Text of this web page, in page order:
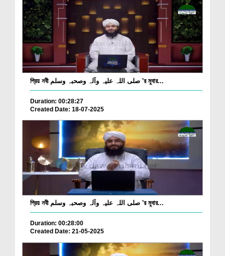
প্রিয় নবী صلی اللہ علیہ وآلہ وصحبہ وسلم 'র মুবার...
Duration: 00:28:27
Created Date: 18-07-2025
প্রিয় নবী صلی اللہ علیہ وآلہ وصحبہ وسلم 'র মুবার...
Duration: 00:28:00
Created Date: 21-05-2025